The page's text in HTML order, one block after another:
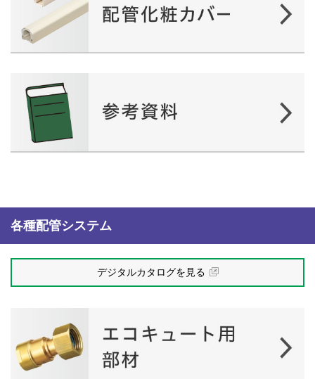
各種配管システム
デジタルカタログを見る